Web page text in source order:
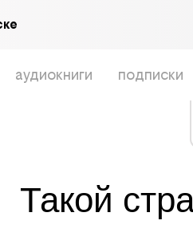
аудиокниги подписки
Такой